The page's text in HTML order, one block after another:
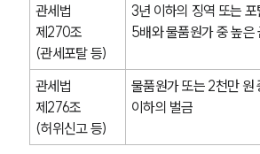
관세법
제270조
(관세포탈 등)
3년 이하의 징역 또는
5배와 물품원가 중 높은
관세법
제276조
(허위신고 등)
물품원가 또는 2천만 원
이하의 벌금